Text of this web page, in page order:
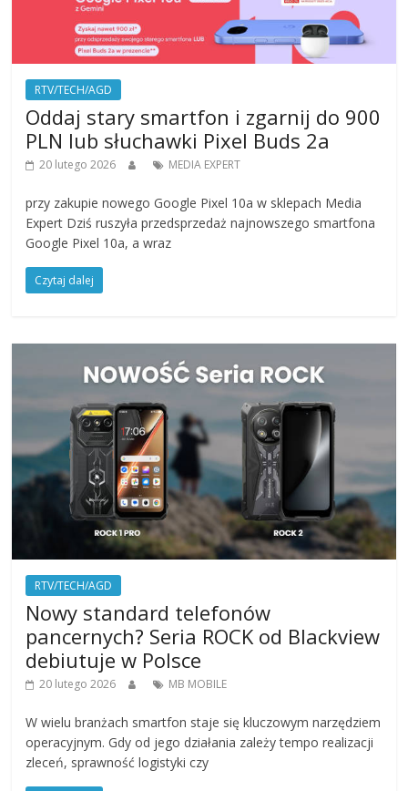
RTV/TECH/AGD
Oddaj stary smartfon i zgarnij do 900
PLN lub słuchawki Pixel Buds 2a
20 lutego 2026 MEDIA EXPERT
przy zakupie nowego Google Pixel 10a w sklepach Media
Expert Dziś ruszyła przedsprzedaż najnowszego smartfona
Google Pixel 10a, a wraz
Czytaj dalej
RTV/TECH/AGD
Nowy standard telefonów
pancernych? Seria ROCK od Blackview
debiutuje w Polsce
20 lutego 2026 MB MOBILE
W wielu branżach smartfon staje się kluczowym narzędziem
operacyjnym. Gdy od jego działania zależy tempo realizacji
zleceń, sprawność logistyki czy